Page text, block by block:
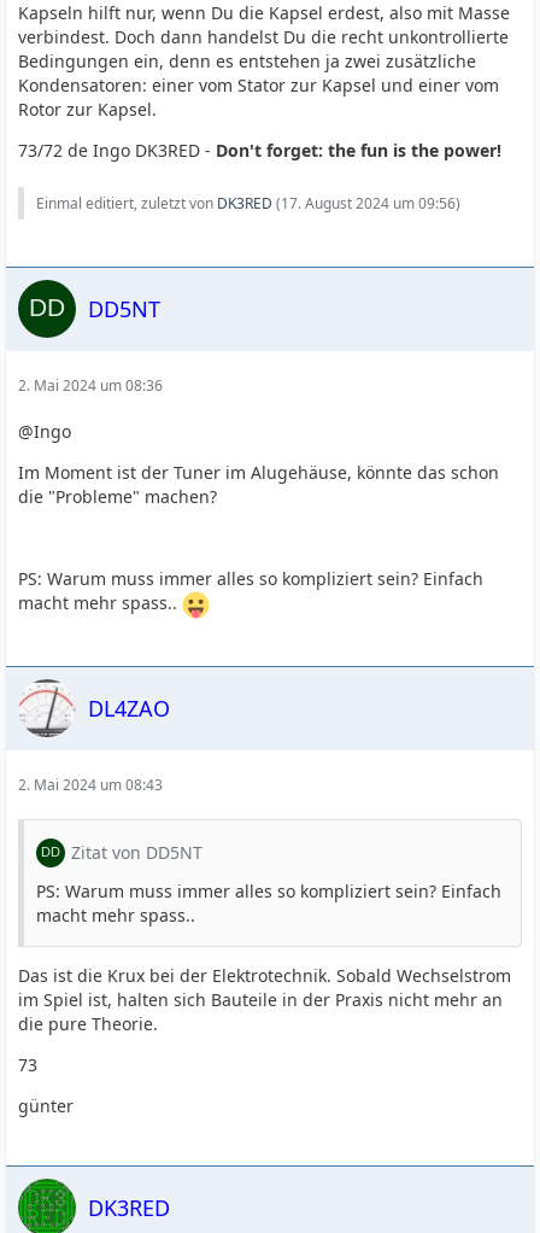
Kapseln hilft nur, wenn Du die Kapsel erdest, also mit Masse
verbindest. Doch dann handelst Du die recht unkontrollierte
Bedingungen ein, denn es entstehen ja zwei zusätzliche
Kondensatoren: einer vom Stator zur Kapsel und einer vom
Rotor zur Kapsel.
73/72 de Ingo DK3RED - Don't forget: the fun is the power!
Einmal editiert, zuletzt von DK3RED (17. August 2024 um 09:56)
DD5NT
2. Mai 2024 um 08:36
@Ingo
Im Moment ist der Tuner im Alugehäuse, könnte das schon
die "Probleme" machen?
PS: Warum muss immer alles so kompliziert sein? Einfach
macht mehr spass..
DL4ZAO
2. Mai 2024 um 08:43
Zitat von DD5NT
PS: Warum muss immer alles so kompliziert sein? Einfach
macht mehr spass..
Das ist die Krux bei der Elektrotechnik. Sobald Wechselstrom
im Spiel ist, halten sich Bauteile in der Praxis nicht mehr an
die pure Theorie.
73
günter
DK3RED